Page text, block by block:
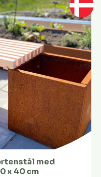
med
x 40 cm